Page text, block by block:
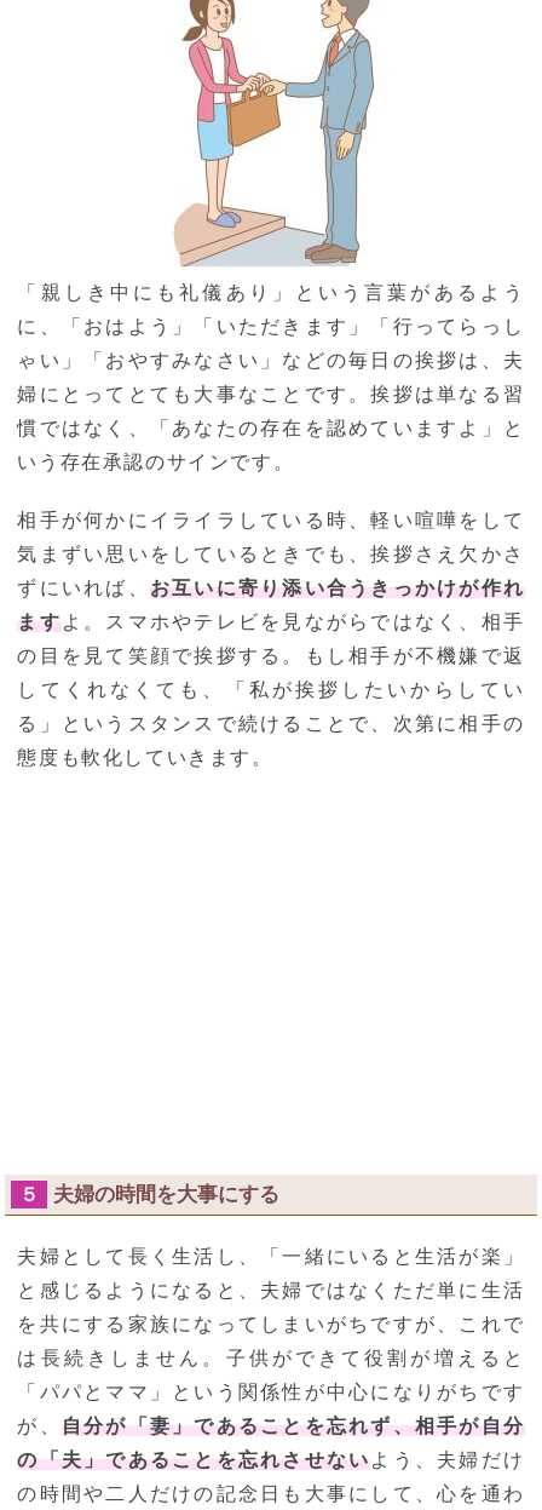
「親しき中にも礼儀あり」という言葉があるよう
に、「おはよう」「いただきます」「行ってらっし
ゃい」「おやすみなさい」などの毎日の挨拶は、夫
婦にとってとても大事なことです。挨拶は単なる習
慣ではなく、「あなたの存在を認めていますよ」と
いう存在承認のサインです。
相手が何かにイライラしている時、軽い喧嘩をして
気まずい思いをしているときでも、挨拶さえ欠かさ
ずにいれば、 お互いに寄り添い合うきっかけが作れ
ますよ。スマホやテレビを見ながらではなく、相手
の目を見て笑顔で挨拶する。もし相手が不機嫌で返
してくれなくても、「私が挨拶したいからしてい
る」というスタンスで続けることで、次第に相手の
態度も軟化していきます。
５ 夫婦の時間を大事にする
夫婦として長く生活し、「一緒にいると生活が楽」
と感じるようになると、夫婦ではなくただ単に生活
を共にする家族になってしまいがちですが、これで
は長続きしません。子供ができて役割が増えると
「パパとママ」という関係性が中心になりがちです
が、 自分が「妻」であることを忘れず、相手が自分
の「夫」であることを忘れさせないよう、夫婦だけ
の時間や二人だけの記念日も大事にして、心を通わ